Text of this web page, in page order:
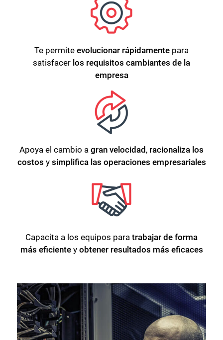
Te permite evolucionar rápidamente para
satisfacer los requisitos cambiantes de la
empresa
Apoya el cambio a gran velocidad , racionaliza los
costos y simplifica las operaciones empresariales
Capacita a los equipos para trabajar de forma
más eficientey obtener resultados más eficaces